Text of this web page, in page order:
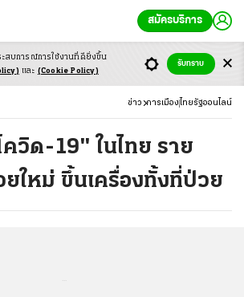
สมัครบริการ
ข่าว การเมือง ไทยรัฐออนไลน์
วิด-19" ในไทย ราย
ยใหม่ ขึ้นเครื่องทั้งที่ป่วย
ะสบการณ์การใช้งานที่ดียิ่งขึ้น
และ (Cookie Policy)
รับทราบ